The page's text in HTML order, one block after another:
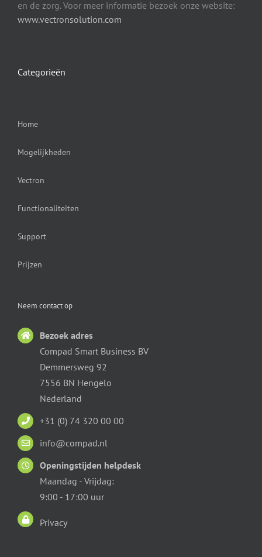
en de zorg. Voor meer informatie bezoek onze website:
www.vectronsolution.com
Categorieën
Home
Mogelijkheden
Vectron
Functionaliteiten
Support
Prijzen
Neem contact op
Bezoek adres
Compad Smart Business BV
Demmersweg 92
7556 BN Hengelo
Nederland
+31 (0) 74 320 00 00
info@compad.nl
Openingstijden helpdesk
Maandag - Vrijdag:
9:00 - 17:00 uur
Privacy